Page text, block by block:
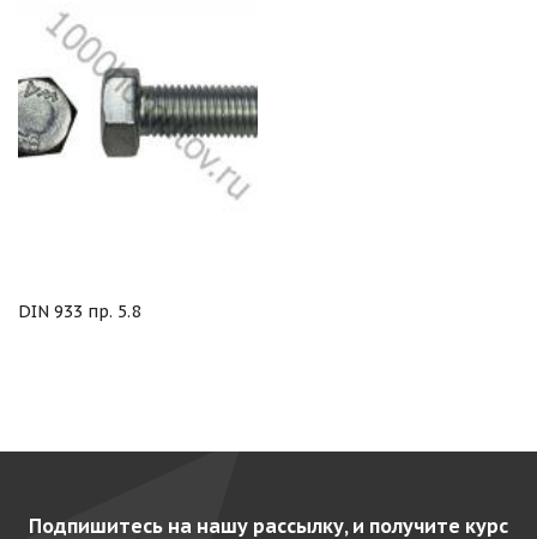
DIN 933 пр. 5.8
Подпишитесь на нашу рассылку, и получите курс